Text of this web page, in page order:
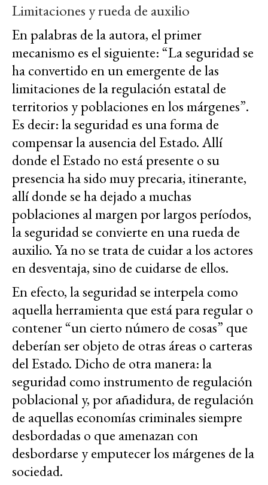
Limitaciones y rueda de auxilio
En palabras de la autora, el primer
mecanismo es el siguiente: “La seguridad se
ha convertido en un emergente de las
limitaciones de la regulación estatal de
territorios y poblaciones en los márgenes”.
Es decir: la seguridad es una forma de
compensar la ausencia del Estado. Allí
donde el Estado no está presente o su
presencia ha sido muy precaria, itinerante,
allí donde se ha dejado a muchas
poblaciones al margen por largos períodos,
la seguridad se convierte en una rueda de
auxilio. Ya no se trata de cuidar a los actores
en desventaja, sino de cuidarse de ellos.
En efecto, la seguridad se interpela como
aquella herramienta que está para regular o
contener “un cierto número de cosas” que
deberían ser objeto de otras áreas o carteras
del Estado. Dicho de otra manera: la
seguridad como instrumento de regulación
poblacional y, por añadidura, de regulación
de aquellas economías criminales siempre
desbordadas o que amenazan con
desbordarse y emputecer los márgenes de la
sociedad.